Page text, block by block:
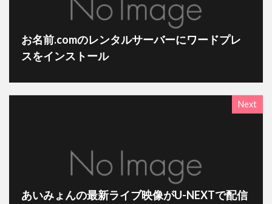
お名前.comのレンタルサーバーにワードプレ
スをインストール
Next
あいみょんの最新ライブ映像がU-NEXTで配信